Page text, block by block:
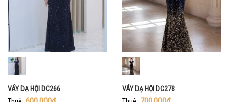
VÁY DẠ HỘI DC266
VÁY DẠ HỘI DC278